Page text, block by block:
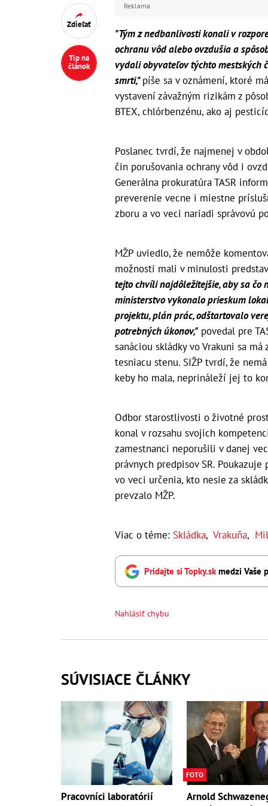
Zdieľať
Tip na
článok
Reklama
"Tým z nedbanlivosti konali v
ochranu vôd alebo ovzdušia a
vydali obyvateľov týchto mestských
smrti,"píše sa v oznámení, ktoré
vystavení závažným rizikám z
BTEX, chlórbenzénu, ako aj
Poslanec tvrdí, že najmenej v
čin porušovania ochrany vôd i
Generálna prokuratúra TASR
preverenie vecne i miestne
zboru a vo veci nariadi správovú
MŽP uviedlo, že nemôže
možnosti mali v minulosti
tejto chvíli najdôležitejšie, aby sa čo
ministerstvo vykonalo prieskum
projektu, plán prác, odštartovalo
potrebných úkonov," povedal pre
sanáciou skládky vo Vrakuni sa
tesniacu stenu. SIŽP tvrdí, že
keby ho mala, neprináleží jej to
Odbor starostlivosti o životné
konal v rozsahu svojich
zamestnanci neporušili v danej
právnych predpisov SR.
vo veci určenia, kto nesie za
prevzalo MŽP.
Viac o téme: Skládka, Vrakuňa,
Pridajte si Topky.sk medzi Vaše
Nahlásiť chybu
SÚVISIACE ČLÁNKY
Pracovníci laboratórií
FOTO
Arnold